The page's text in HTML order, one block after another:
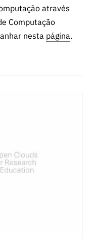
através
Computação
nesta página.